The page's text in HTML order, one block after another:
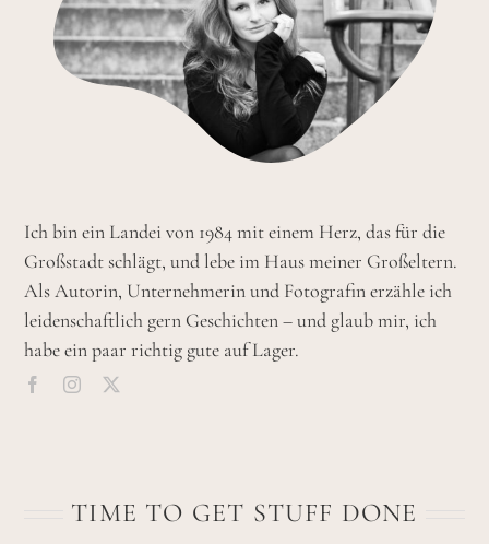
Ich bin ein Landei von 1984 mit einem Herz, das für die
Großstadt schlägt, und lebe im Haus meiner Großeltern.
Als Autorin, Unternehmerin und Fotografin erzähle ich
leidenschaftlich gern Geschichten – und glaub mir, ich
habe ein paar richtig gute auf Lager.
TIME TO GET STUFF DONE